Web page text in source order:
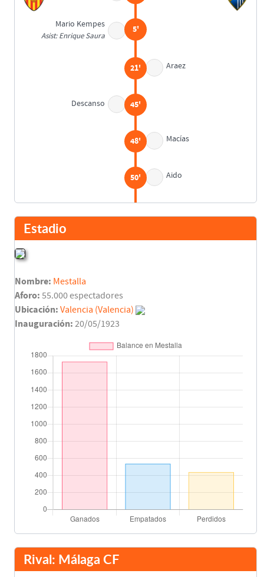
Mario Kempes
Asist: Enrique Saura
5'
Araez
21'
Descanso 45'
Macías
48'
Aido
50'
52'
Juan Carlos Fabregat
Pablo Rodríguez
Pepe Carrete
89'
Final del partido
Estadio
Nombre: Mestalla
Aforo: 55.000 espectadores
Ubicación: Valencia (Valencia)
Inauguración: 20/05/1923
Rival: Málaga CF